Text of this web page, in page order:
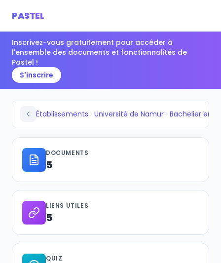
PASTEL
Inscrivez-vous gratuitement pour accéder à
l'ensemble des documents et fonctionnalités de
Pastel !
S'inscrire
Établissements Université de Namur Bachelier en
DOCUMENTS
5
LIENS UTILES
5
QUIZ